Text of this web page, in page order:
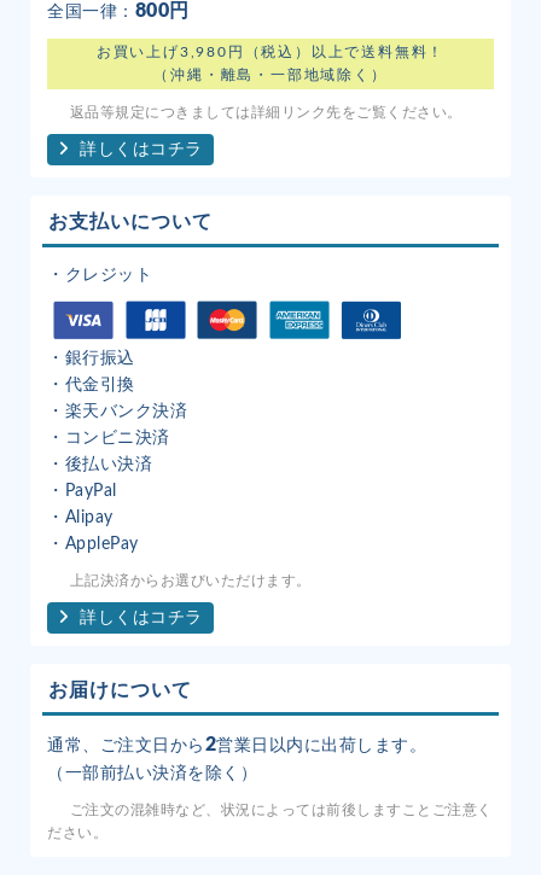
全国一律： 800円
お買い上げ3,980円（税込）以上で送料無料！
（沖縄・離島・一部地域除く）
返品等規定につきましては詳細リンク先をご覧ください。
詳しくはコチラ
お支払いについて
・クレジット
・銀行振込
・代金引換
・楽天バンク決済
・コンビニ決済
・後払い決済
・PayPal
・Alipay
・ApplePay
上記決済からお選びいただけます。
詳しくはコチラ
お届けについて
通常、ご注文日から 2営業日以内に出荷します。
（一部前払い決済を除く）
ご注文の混雑時など、状況によっては前後しますことご注意く
ださい。